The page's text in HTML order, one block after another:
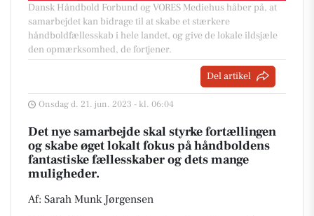
Dansk Håndbold Forbund og VORES Mediehus håber på, at
samarbejdet kan bidrage til at skabe et stærkere
håndboldfællesskab i hele landet, og give de lokale ildsjæle
den opmærksomhed, de fortjener.
Del artikel
Onsdag d. 21. jun. 2023 - kl. 06:04
Det nye samarbejde skal styrke fortællingen
og skabe øget lokalt fokus på håndboldens
fantastiske fællesskaber og dets mange
muligheder.
Af: Sarah Munk Jørgensen